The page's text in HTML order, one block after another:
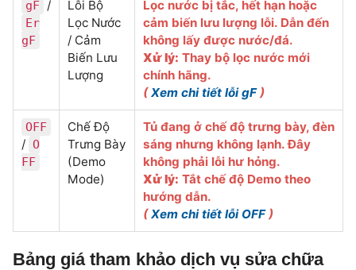
gF /
Er
gF
Lỗi Bộ
Lọc Nước
/ Cảm
Biến Lưu
Lượng
Lọc nước bị tắc, hết hạn hoặc
cảm biến lưu lượng lỗi. Dẫn đến
không lấy được nước/đá.
Xử lý: Thay bộ lọc nước mới
chính hãng.
(Xem chi tiết lỗi gF)
OFF
/ O
FF
Chế Độ
Trưng Bày
(Demo
Mode)
Tủ đang ở chế độ trưng bày, đèn
sáng nhưng không lạnh. Đây
không phải lỗi hư hỏng.
Xử lý: Tắt chế độ Demo theo
hướng dẫn.
(Xem chi tiết lỗi OFF)
Bảng giá tham khảo dịch vụ sửa chữa